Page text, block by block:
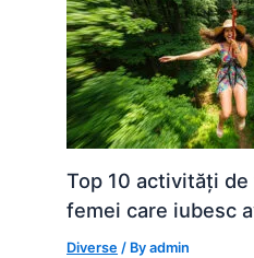
Top 10 activități de
femei care iubesc
Diverse / Byadmin